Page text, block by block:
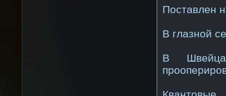
Поставлен
В глазной
В